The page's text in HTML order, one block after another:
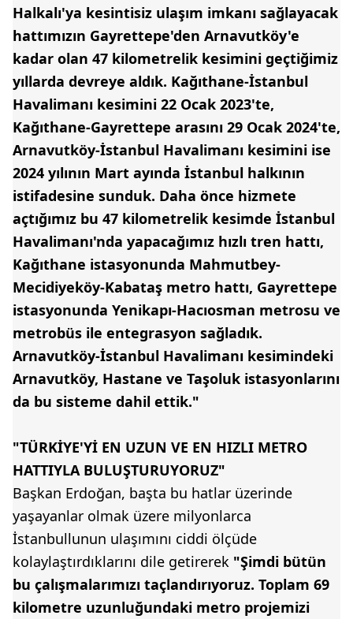
Halkalı'ya kesintisiz ulaşım imkanı sağlayacak
hattımızın Gayrettepe'den Arnavutköy'e
kadar olan 47 kilometrelik kesimini geçtiğimiz
yıllarda devreye aldık. Kağıthane-İstanbul
Havalimanı kesimini 22 Ocak 2023'te,
Kağıthane-Gayrettepe arasını 29 Ocak 2024'te,
Arnavutköy-İstanbul Havalimanı kesimini ise
2024 yılının Mart ayında İstanbul halkının
istifadesine sunduk. Daha önce hizmete
açtığımız bu 47 kilometrelik kesimde İstanbul
Havalimanı'nda yapacağımız hızlı tren hattı,
Kağıthane istasyonunda Mahmutbey-
Mecidiyeköy-Kabataş metro hattı, Gayrettepe
istasyonunda Yenikapı-Hacıosman metrosu ve
metrobüs ile entegrasyon sağladık.
Arnavutköy-İstanbul Havalimanı kesimindeki
Arnavutköy, Hastane ve Taşoluk istasyonlarını
da bu sisteme dahil ettik."
"TÜRKİYE'Yİ EN UZUN VE EN HIZLI METRO
HATTIYLA BULUŞTURUYORUZ"
Başkan Erdoğan, başta bu hatlar üzerinde
yaşayanlar olmak üzere milyonlarca
İstanbullunun ulaşımını ciddi ölçüde
kolaylaştırdıklarını dile getirerek "Şimdi bütün
bu çalışmalarımızı taçlandırıyoruz. Toplam 69
kilometre uzunluğundaki metro projemizi